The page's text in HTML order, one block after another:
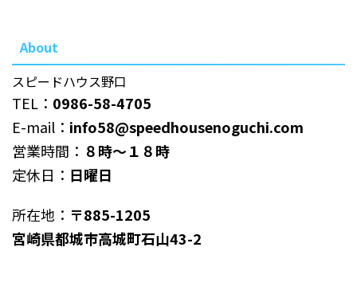
About
スピードハウス野口
TEL： 0986-58-4705
E-mail： info58@speedhousenoguchi.com
営業時間： ８時～１８時
定休日： 日曜日
所在地： 〒885-1205
宮崎県都城市高城町石山43-2